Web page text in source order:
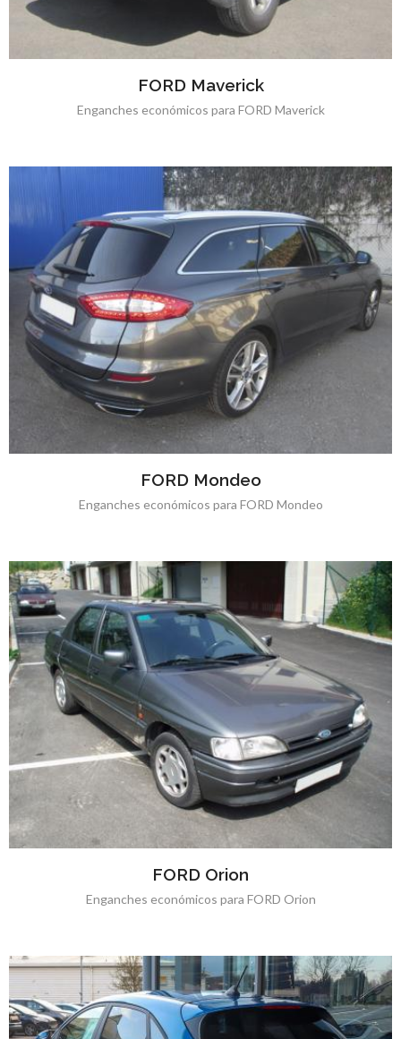
FORD Maverick
Enganches económicos para FORD Maverick
FORD Mondeo
Enganches económicos para FORD Mondeo
FORD Orion
Enganches económicos para FORD Orion